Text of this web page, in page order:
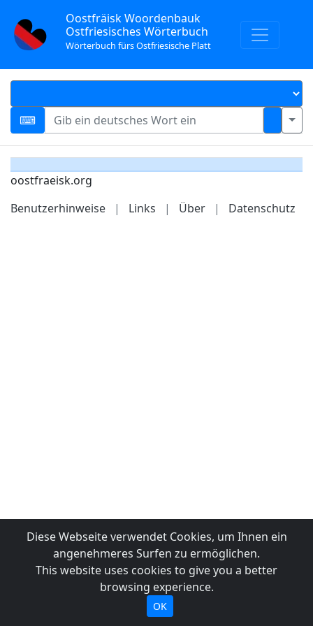
Oostfräisk Woordenbauk
Ostfriesisches Wörterbuch
Wörterbuch fürs Ostfriesische Platt
oostfraeisk.org
Benutzerhinweise
| Links | Über | Datenschutz
Diese Webseite verwendet Cookies, um Ihnen ein
angenehmeres Surfen zu ermöglichen.
This website uses cookies to give you a better
browsing experience.
OK